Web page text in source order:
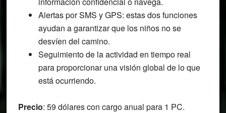
Alertas por SMS y GPS: estas dos funciones
ayudan a garantizar que los niños no se
desvíen del camino.
Seguimiento de la actividad en tiempo real
para proporcionar una visión global de lo que
está ocurriendo.
Precio: 59 dólares con cargo anual para 1 PC.